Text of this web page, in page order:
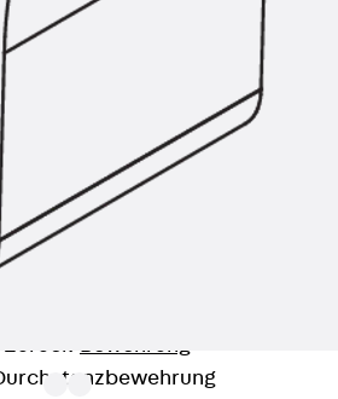
Zurück
Trapezblechbefestigungsschiene
Gerüstschuhe
Gerüstschuhe
Gerüstschuhe JG
Zurück
Zurück Bewehrung